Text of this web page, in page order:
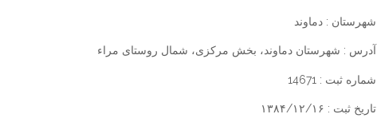
شهرستان : دماوند
آدرس : شهرستان دماوند، بخش مرکزی، شمال روستای مراء
شماره ثبت : 14671
تاریخ ثبت : ۱۳۸۴/۱۲/۱۶